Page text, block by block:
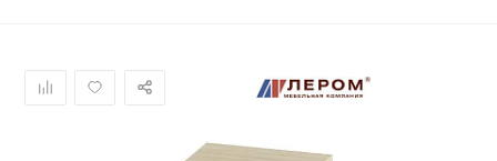
Получи подарок просто
покрутив колесо